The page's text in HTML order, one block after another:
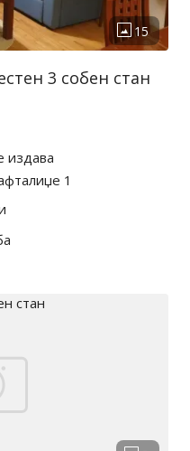
3 собен стан
издава
1